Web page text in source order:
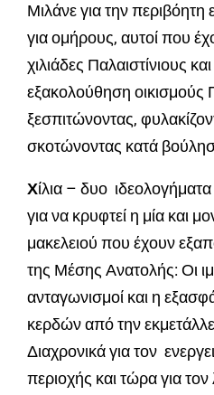
Μιλάνε για την
για ομήρους, αυτοί που
χιλιάδες Παλαιστίνιους
εξακολούθηση οικισμούς
ξεσπιτώνοντας,
σκοτώνοντας κατά
Χίλια – δυο
για να κρυφτεί η μία και
μακελειού που έχουν
της Μέσης Ανατολής: Οι
ανταγωνισμοί και η
κερδών από την
Διαχρονικά για τον
περιοχής και τώρα για τον